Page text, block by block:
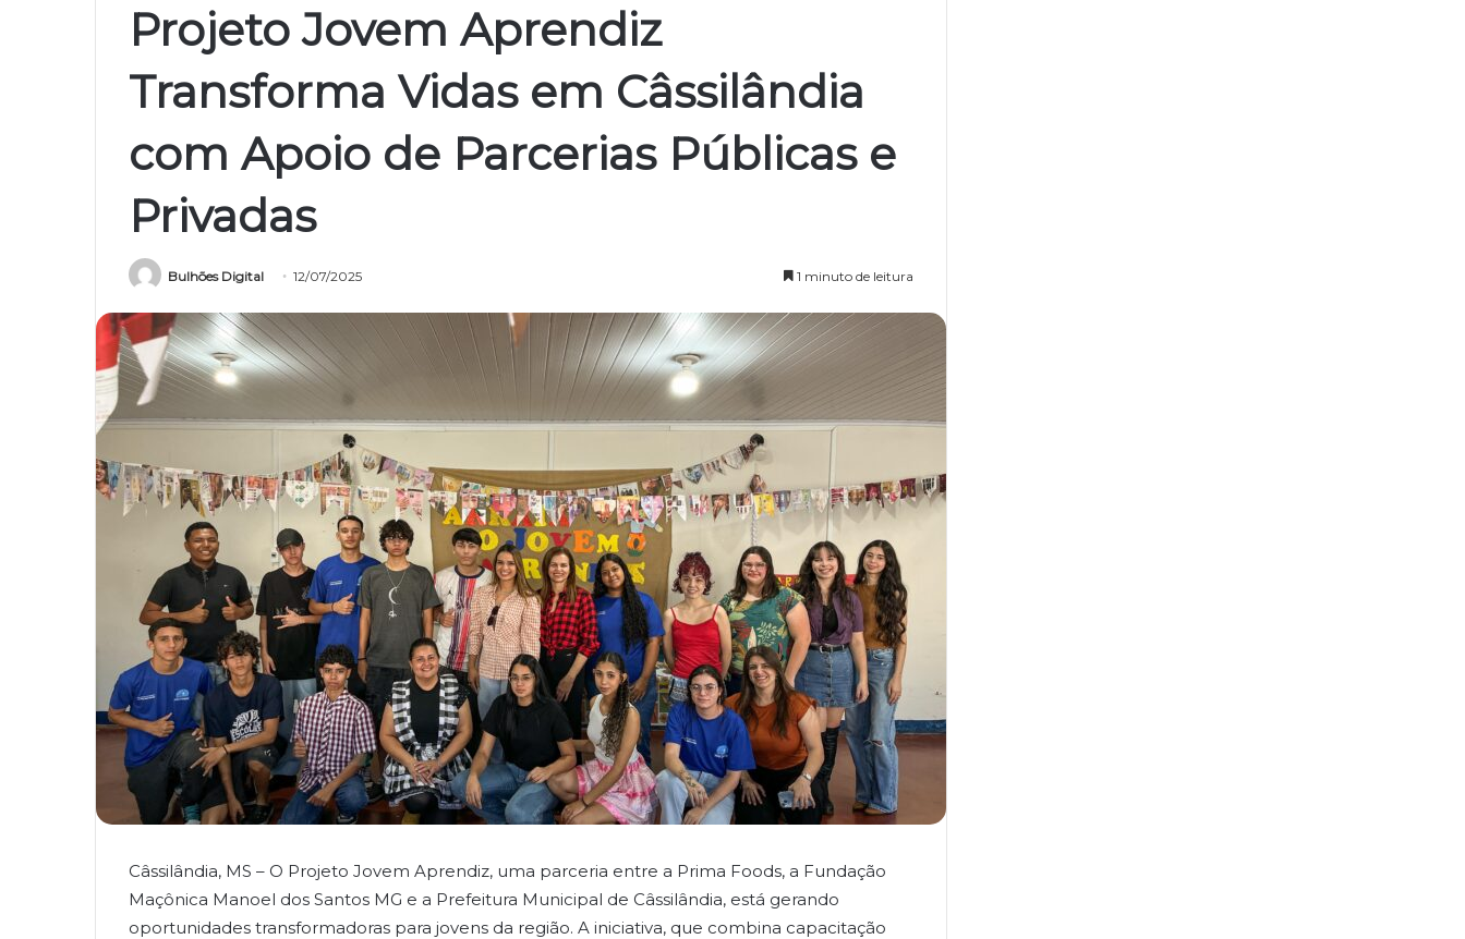
Projeto Jovem Aprendiz
Transforma Vidas em Câssilândia
com Apoio de Parcerias Públicas e
Privadas
Bulhões Digital 12/07/2025 1 minuto de leitura
Câssilândia, MS – O Projeto Jovem Aprendiz, uma parceria entre a Prima Foods, a Fundação
Maçônica Manoel dos Santos MG e a Prefeitura Municipal de Câssilândia, está gerando
oportunidades transformadoras para jovens da região. A iniciativa, que combina capacitação